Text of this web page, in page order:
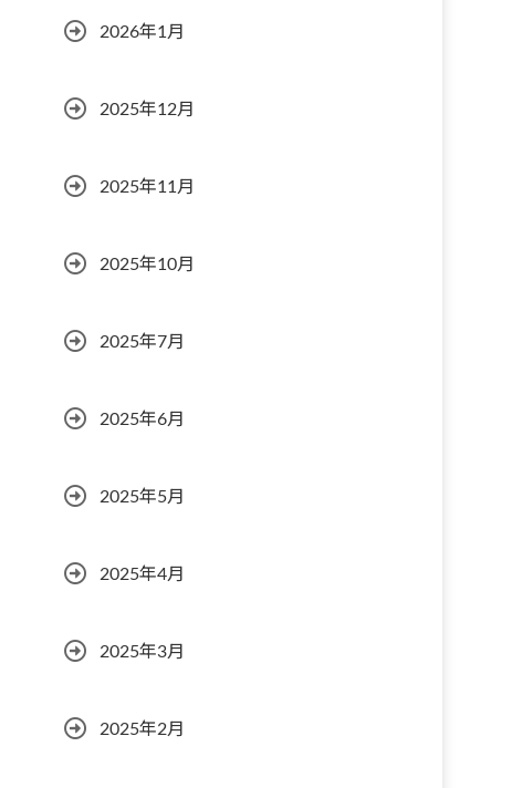
2026年1月
2025年12月
2025年11月
2025年10月
2025年7月
2025年6月
2025年5月
2025年4月
2025年3月
2025年2月